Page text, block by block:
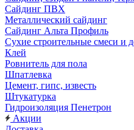
Сайдинг ПВХ
Металлический сайдинг
Сайдинг Альта Профиль
Сухие строительные смеси и
Клей
Ровнитель для пола
Шпатлевка
Цемент, гипс, известь
Штукатурка
Гидроизоляция Пенетрон
Акции